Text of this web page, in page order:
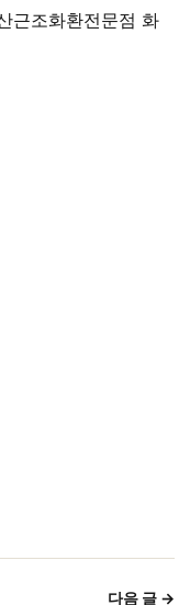
근조화환전문점 화
다음 글 →